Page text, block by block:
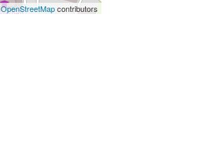
OpenStreetMapcontributors